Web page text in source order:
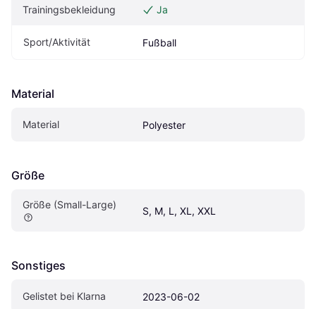
Trainingsbekleidung Ja
Sport/Aktivität Fußball
Material
Material Polyester
Größe
Größe (Small-Large)
S, M, L, XL, XXL
Sonstiges
Gelistet bei Klarna 2023-06-02